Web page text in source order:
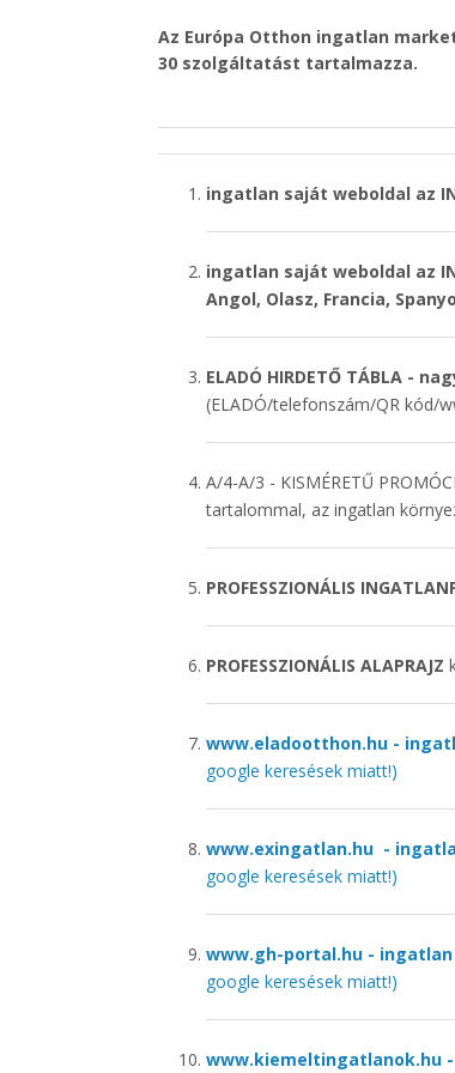
Az Európa Otthon ingatlan
30 szolgáltatást tartalmazza.
ingatlan saját weboldal az
ingatlan saját weboldal az
Angol, Olasz, Francia,
ELADÓ HIRDETŐ TÁBLA -
(ELADÓ/telefonszám/QR kód/
A/4-A/3 - KISMÉRETŰ
tartalommal, az ingatlan
PROFESSZIONÁLIS
PROFESSZIONÁLIS ALAPRAJZ
www.eladootthon.hu -
google keresések miatt!)
www.exingatlan.hu - ingatlan
google keresések miatt!)
www.gh-portal.hu - ingatlan
google keresések miatt!)
www.kiemeltingatlanok.hu -